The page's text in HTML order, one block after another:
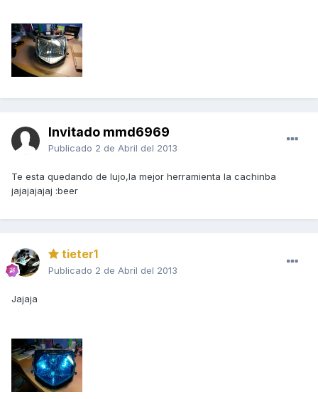
Invitado mmd6969
Publicado 2 de Abril del 2013
Te esta quedando de lujo,la mejor herramienta la cachinba
jajajajajaj :beer
tieter1
Publicado 2 de Abril del 2013
Jajaja